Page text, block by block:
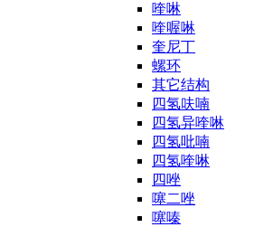
喹啉
喹喔啉
奎尼丁
螺环
其它结构
四氢呋喃
四氢异喹啉
四氢吡喃
四氢喹啉
四唑
噻二唑
噻嗪